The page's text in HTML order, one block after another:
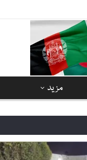
مزید